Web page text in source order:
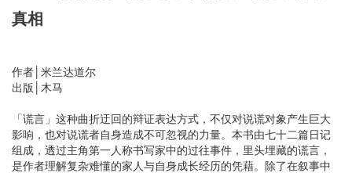
真相
作者│米兰达道尔
出版│木马
「谎言」这种曲折迂回的辩证表达方式，不仅对说谎对象产生巨大
影响，也对说谎者自身造成不可忽视的力量。本书由七十二篇日记
组成，透过主角第一人称书写家中的过往事件，里头埋藏的谎言，
是作者理解复杂难懂的家人与自身成长经历的凭藉。除了在叙事中